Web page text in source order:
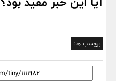
برچسب ها: